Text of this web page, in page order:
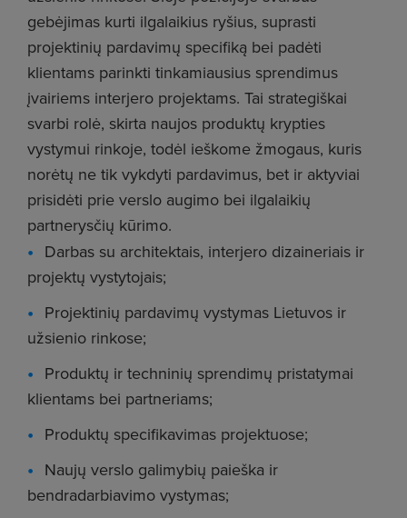
gebėjimas kurti ilgalaikius ryšius, suprasti
projektinių pardavimų specifiką bei padėti
klientams parinkti tinkamiausius sprendimus
įvairiems interjero projektams. Tai strategiškai
svarbi rolė, skirta naujos produktų krypties
vystymui rinkoje, todėl ieškome žmogaus, kuris
norėtų ne tik vykdyti pardavimus, bet ir aktyviai
prisidėti prie verslo augimo bei ilgalaikių
partnerysčių kūrimo.
Darbas su architektais, interjero dizaineriais ir
projektų vystytojais;
Projektinių pardavimų vystymas Lietuvos ir
užsienio rinkose;
Produktų ir techninių sprendimų pristatymai
klientams bei partneriams;
Produktų specifikavimas projektuose;
Naujų verslo galimybių paieška ir
bendradarbiavimo vystymas;